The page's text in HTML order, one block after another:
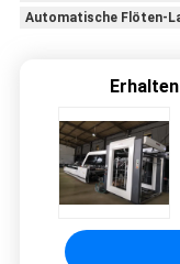
Automatische Flöten-